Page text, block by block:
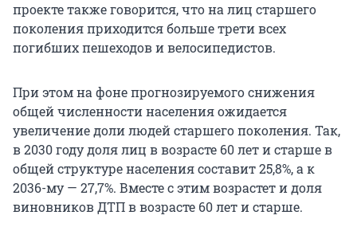
проекте также говорится, что ‎на лиц старшего
поколения приходится больше трети всех
погибших пешеходов и велосипедистов.
При этом на фоне прогнозируемого снижения
общей численности населения ожидается
увеличение доли людей старшего поколения. Так,
в 2030 году доля лиц в возрасте 60 лет и старше в
общей структуре населения составит ‎25,8%, а к
2036-му — 27,7%. Вместе с этим возрастет и доля
виновников ДТП в возрасте 60 лет и старше.